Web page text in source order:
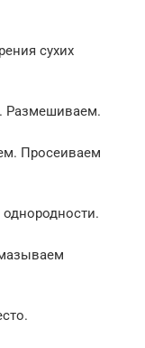
сухих
Размешиваем.
Просеиваем